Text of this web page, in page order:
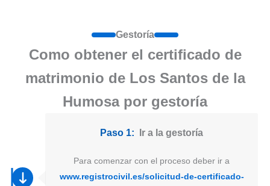
Gestoría
Como obtener el certificado de
matrimonio de Los Santos de la
Humosa por gestoría
Paso 1: Ir a la gestoría
Para comenzar con el proceso deber ir a
www.registrocivil.es/solicitud-de-certificado-